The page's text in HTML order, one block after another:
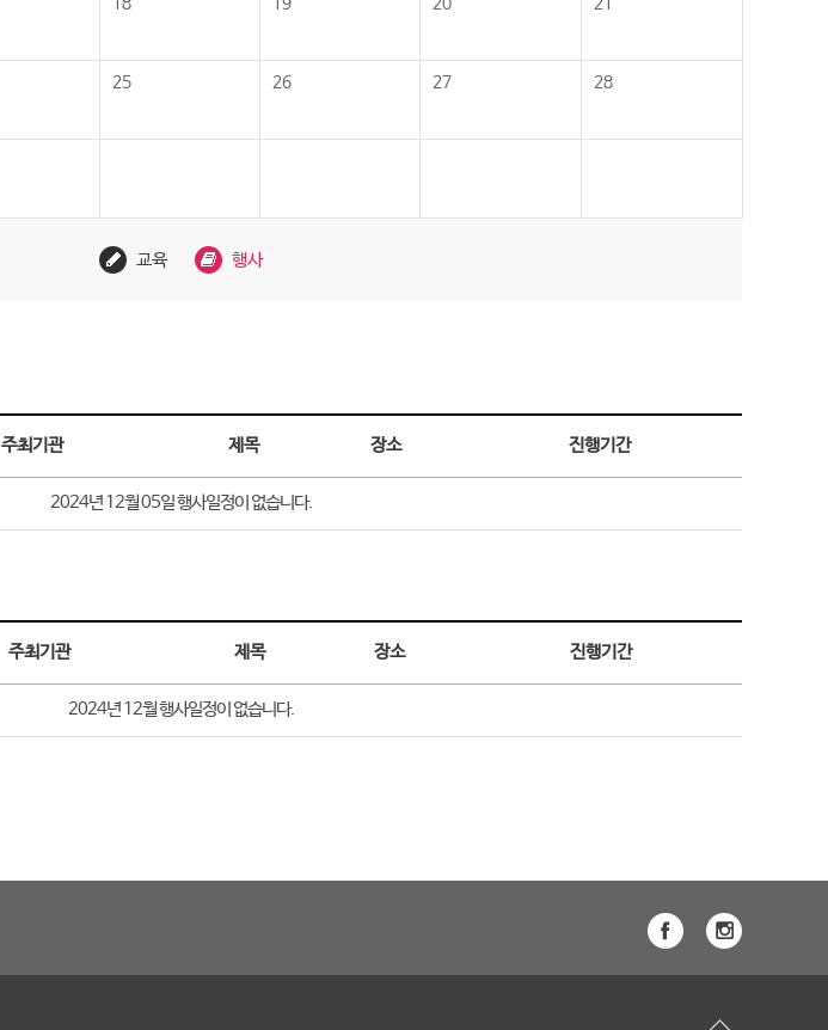
25 26 27 28
교육 행사
주최기관 제목 장소 진행기간
2024년 12월 05일 행사일정이 없습니다.
주최기관 제목 장소 진행기간
2024년 12월행사일정이 없습니다.